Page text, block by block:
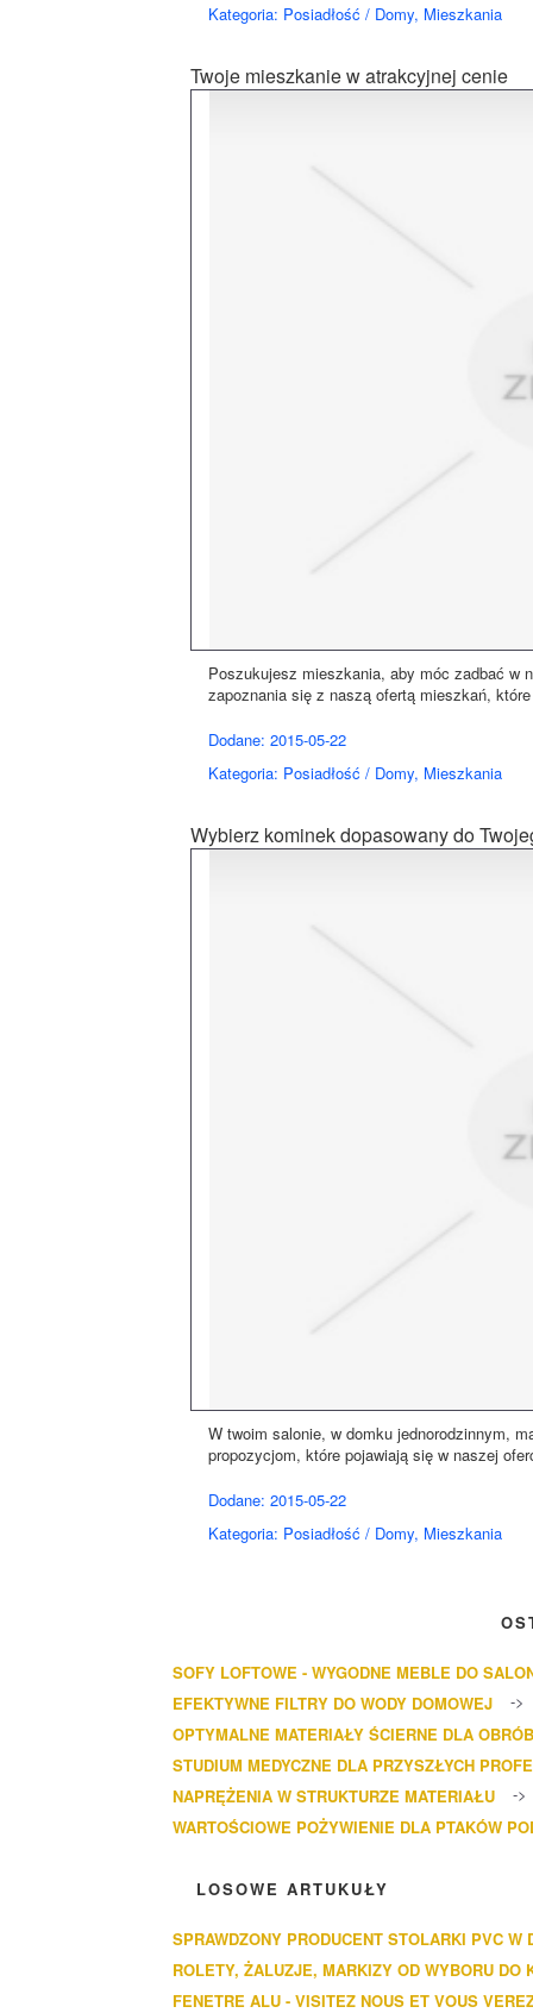
Kategoria: Posiadłość / Domy, Mieszkania
Twoje mieszkanie w atrakcyjnej cenie
Poszukujesz mieszkania, aby móc zadbać w
zapoznania się z naszą ofertą mieszkań,
Dodane: 2015-05-22
Kategoria: Posiadłość / Domy, Mieszkania
Wybierz kominek dopasowany do
W twoim salonie, w domku jednorodzinnym,
propozycjom, które pojawiają się w naszej
Dodane: 2015-05-22
Kategoria: Posiadłość / Domy, Mieszkania
SOFY LOFTOWE - WYGODNE MEBLE DO
EFEKTYWNE FILTRY DO WODY DOMOWEJ
OPTYMALNE MATERIAŁY ŚCIERNE DLA
STUDIUM MEDYCZNE DLA PRZYSZŁYCH
NAPRĘŻENIA W STRUKTURZE MATERIAŁU
WARTOŚCIOWE POŻYWIENIE DLA PTAKÓW
LOSOWE ARTUKUŁY
SPRAWDZONY PRODUCENT STOLARKI PVC W
ROLETY, ŻALUZJE, MARKIZY OD WYBORU DO
FENETRE ALU - VISITEZ NOUS ET VOUS